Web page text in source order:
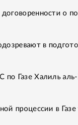
о
в
Газе Халиль
процессии в